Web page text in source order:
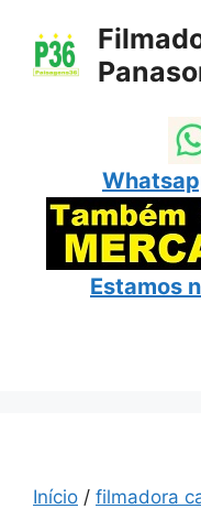
para
Estamos
Início / filmadora